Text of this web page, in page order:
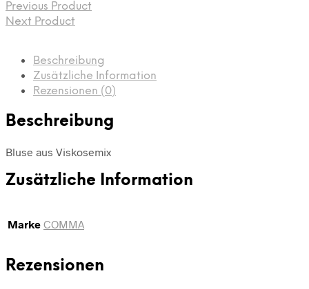
Previous Product
Next Product
Beschreibung
Zusätzliche Information
Rezensionen (0)
Beschreibung
Bluse aus Viskosemix
Zusätzliche Information
Marke COMMA
Rezensionen